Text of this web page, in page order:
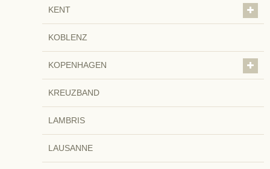
KENT
KOBLENZ
KOPENHAGEN
KREUZBAND
LAMBRIS
LAUSANNE